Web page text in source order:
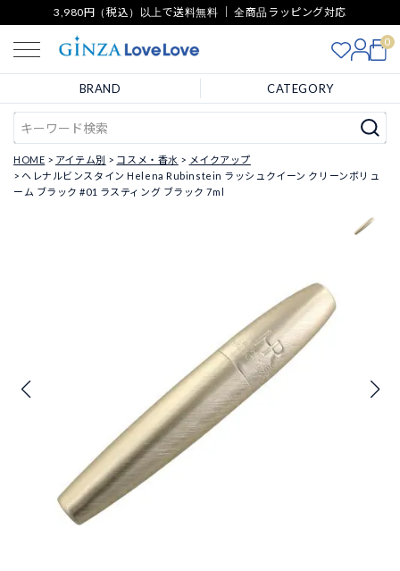
3,980円（税込）以上で送料無料 ｜ 全商品ラッピング対応
0
BRAND CATEGORY
HOME アイテム別 コスメ・香水
メイクアップ
ヘレナルビンスタイン Helena Rubinstein ラッシュクイーン クリーンボリュ
ーム ブラック #01 ラスティング ブラック 7ml